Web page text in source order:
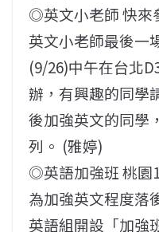
◎英文小老師 快來
英文小老師最後一
(9/26)中午在台北
辦，有興趣的同學
後加強英文的同學
列。 (雅婷)
◎英語加強班 桃園
為加強英文程度落
英語組開設「加強